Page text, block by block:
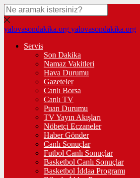
yalovasondakika.org yalovasondakika.org
Servis
Son Dakika
Namaz Vakitleri
Hava Durumu
Gazeteler
Canlı Borsa
Canlı TV
Puan Durumu
TV Yayın Akışları
Nöbetçi Eczaneler
Haber Gönder
Canlı Sonuçlar
Futbol Canlı Sonuçlar
Basketbol Canlı Sonuçlar
Basketbol İddaa Programı